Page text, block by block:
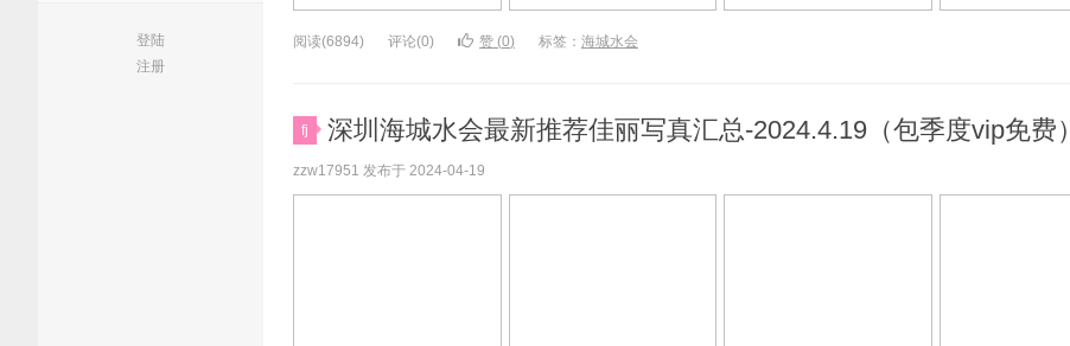
登陆
注册
阅读(6894) 评论(0) 赞 (0) 标签： 海城水会
fj 深圳海城水会最新推荐佳丽写真汇总-2024.4.19（包季度vip免费）
zzw17951 发布于 2024-04-19